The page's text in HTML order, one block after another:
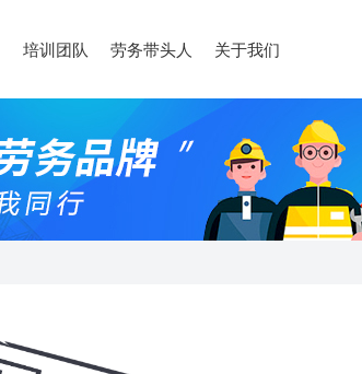
培训团队 劳务带头人 关于我们